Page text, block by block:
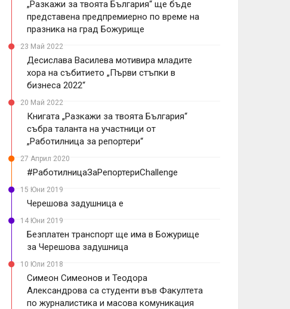
„Разкажи за твоята България“ ще бъде
представена предпремиерно по време на
празника на град Божурище
23 Май 2022
Десислава Василева мотивира младите
хора на събитието „Първи стъпки в
бизнеса 2022“
20 Май 2022
Книгата „Разкажи за твоята България“
събра таланта на участници от
„Работилница за репортери“
27 Април 2020
#РаботилницаЗаРепортериChallenge
15 Юни 2019
Черешова задушница е
14 Юни 2019
Безплатен транспорт ще има в Божурище
за Черешова задушница
10 Юли 2018
Симеон Симеонов и Теодора
Александрова са студенти във Факултета
по журналистика и масова комуникация